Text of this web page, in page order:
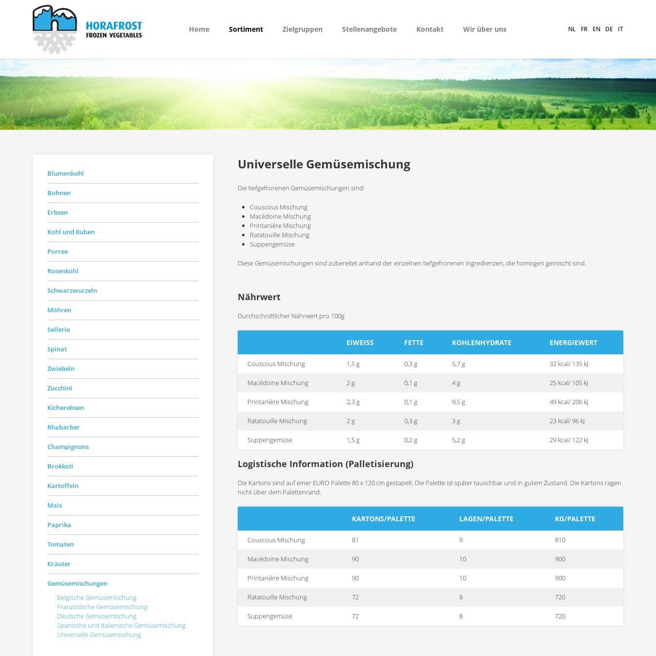
Home Sortiment Zielgruppen Stellenangebote Kontakt Wir über uns NL FR EN DE IT
Blumenkohl
Bohnen
Erbsen
Kohl und Rüben
Porree
Rosenkohl
Schwarzwurzeln
Möhren
Sellerie
Spinat
Zwiebeln
Zucchini
Kicherebsen
Rhabarber
Champignons
Brokkoli
Kartoffeln
Mais
Paprika
Tomaten
Kräuter
Gemüsemischungen
Belgische Gemüsemischung
Französische Gemüsemischung
Deutsche Gemüsemischung
Spanische und Italienische Gemüsemischung
Universelle Gemüsemischung
Universelle Gemüsemischung
Die tiefgefrorenen Gemüsemischungen sind:
Couscous Mischung
Macédoine Mischung
Printanière Mischung
Ratatouille Mischung
Suppengemüse
Diese Gemüsemischungen sind zubereitet anhand der einzelnen tiefgefrorenen Ingredienzen, die homogen gemischt sind.
Nährwert
Durchschnittlicher Nährwert pro 100g
EIWEISS FETTE KOHLENHYDRATE ENERGIEWERT
Couscous Mischung 1,5 g 0,3 g 5,7 g 32 kcal/ 135 kJ
Macédoine Mischung 2 g 0,1 g 4 g 25 kcal/ 105 kJ
Printanière Mischung 2,3 g 0,1 g 9,5 g 49 kcal/ 206 kJ
Ratatouille Mischung 2 g 0,3 g 3 g 23 kcal/ 96 kJ
Suppengemüse 1,5 g 0,2 g 5,2 g 29 kcal/ 122 kJ
Logistische Information (Palletisierung)
Die Kartons sind auf einer EURO Palette 80 x 120 cm gestapelt. Die Palette ist später tauschbar und in gutem Zustand. Die Kartons ragen
nicht über dem Palettenrand.
KARTONS/PALETTE LAGEN/PALETTE KG/PALETTE
Couscous Mischung 81 9 810
Macédoine Mischung 90 10 900
Printanière Mischung 90 10 900
Ratatouille Mischung 72 8 720
Suppengemüse 72 8 720